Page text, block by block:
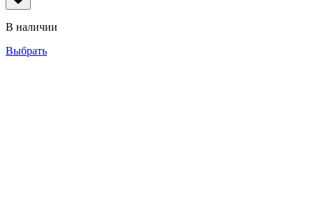
В наличии
Выбрать